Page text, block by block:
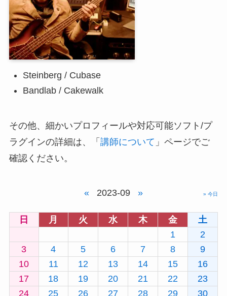
Steinberg / Cubase
Bandlab / Cakewalk
その他、細かいプロフィールや対応可能ソフト/プ
ラグインの詳細は、「 講師について 」ページでご
確認ください。
« 2023-09 » » 今日
日 月 火 水 木 金
土
1
2
3
4 5 6 7 8
9
10
11 12 13 14 15
16
17
18 19 20 21 22
23
24
25 26 27 28 29 30